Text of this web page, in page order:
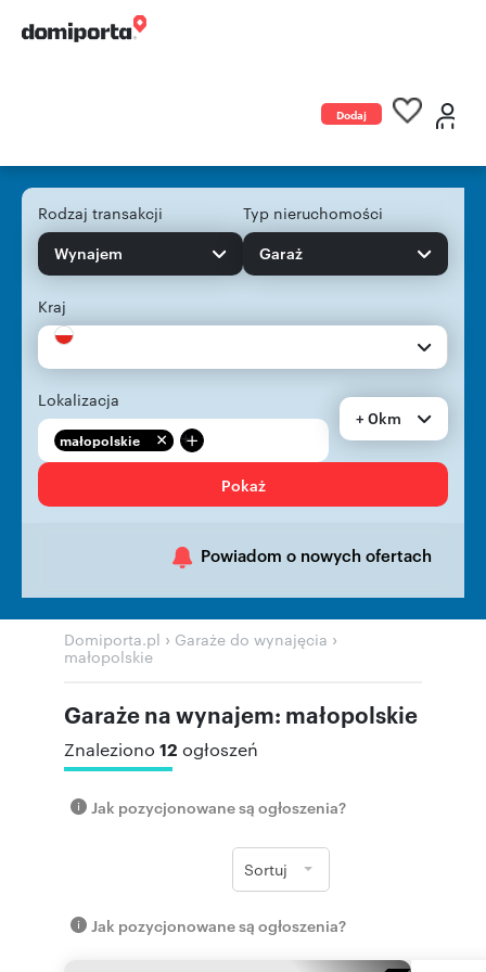
Dodaj
Rodzaj transakcji
Wynajem
Typ nieruchomości
Garaż
Kraj
Lokalizacja
małopolskie +
+ 0km
Pokaż
Powiadom o nowych ofertach
Domiporta.pl › Garaże do wynajęcia ›
małopolskie
Garaże na wynajem: małopolskie
Znaleziono 12 ogłoszeń
Jak pozycjonowane są ogłoszenia?
Sortuj
Jak pozycjonowane są ogłoszenia?